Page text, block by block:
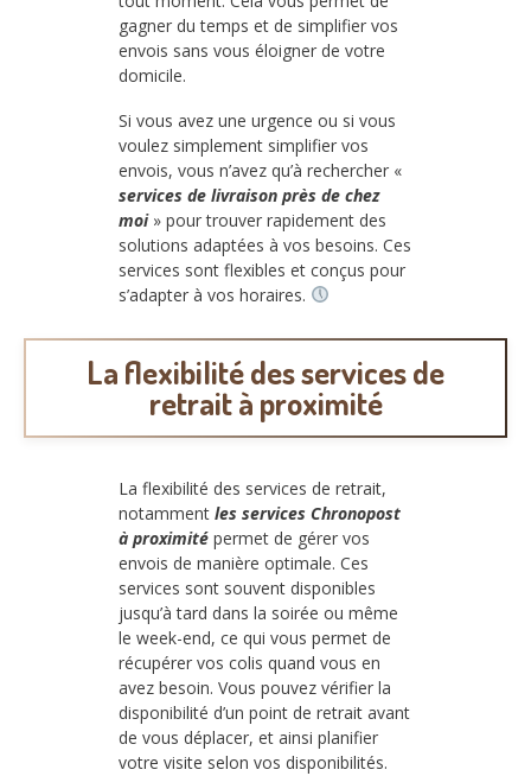
gagner du temps et de simplifier vos
envois sans vous éloigner de votre
domicile.
Si vous avez une urgence ou si vous
voulez simplement simplifier vos
envois, vous n’avez qu’à rechercher «
services de livraison près de chez
moi» pour trouver rapidement des
solutions adaptées à vos besoins. Ces
services sont flexibles et conçus pour
s’adapter à vos horaires.
La flexibilité des services de
retrait à proximité
La flexibilité des services de retrait,
notamment les services Chronopost
à proximité permet de gérer vos
envois de manière optimale. Ces
services sont souvent disponibles
jusqu’à tard dans la soirée ou même
le week-end, ce qui vous permet de
récupérer vos colis quand vous en
avez besoin. Vous pouvez vérifier la
disponibilité d’un point de retrait avant
de vous déplacer, et ainsi planifier
votre visite selon vos disponibilités.